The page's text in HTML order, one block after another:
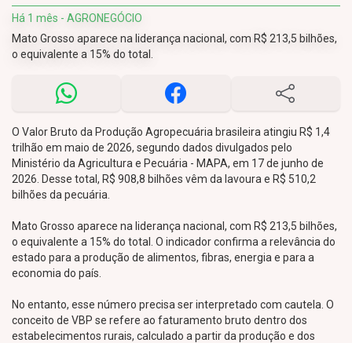
Há 1 mês - AGRONEGÓCIO
Mato Grosso aparece na liderança nacional, com R$ 213,5 bilhões,
o equivalente a 15% do total.
O Valor Bruto da Produção Agropecuária brasileira atingiu R$ 1,4
trilhão em maio de 2026, segundo dados divulgados pelo
Ministério da Agricultura e Pecuária - MAPA, em 17 de junho de
2026. Desse total, R$ 908,8 bilhões vêm da lavoura e R$ 510,2
bilhões da pecuária.
Mato Grosso aparece na liderança nacional, com R$ 213,5 bilhões,
o equivalente a 15% do total. O indicador confirma a relevância do
estado para a produção de alimentos, fibras, energia e para a
economia do país.
No entanto, esse número precisa ser interpretado com cautela. O
conceito de VBP se refere ao faturamento bruto dentro dos
estabelecimentos rurais, calculado a partir da produção e dos